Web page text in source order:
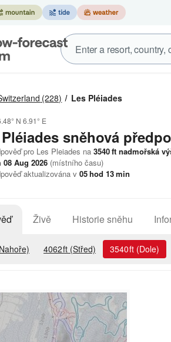
(228) Les Pléiades
N 6.91° E
sněhová
pro Les Pleiades na 3540ft nadmořská
08 Aug 2026 (místního času)
aktualizována v 05hod 13min
Živě Historie sněhu
4062ft (Střed) 3540ft (Dole)